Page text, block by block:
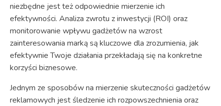
niezbędne jest też odpowiednie mierzenie ich
efektywności. Analiza zwrotu z inwestycji (ROI) oraz
monitorowanie wpływu gadżetów na wzrost
zainteresowania marką są kluczowe dla zrozumienia, jak
efektywnie Twoje działania przekładają się na konkretne
korzyści biznesowe.
Jednym ze sposobów na mierzenie skuteczności gadżetów
reklamowych jest śledzenie ich rozpowszechnienia oraz